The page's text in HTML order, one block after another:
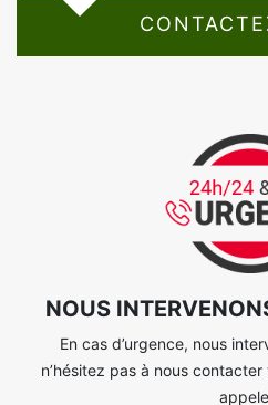
NOUS
En cas d’urgence, nous
n’hésitez pas à nous